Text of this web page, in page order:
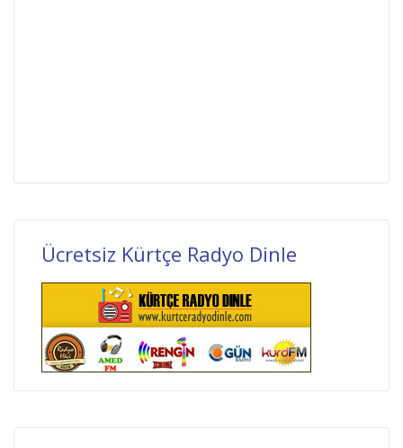
Ücretsiz Kürtçe Radyo Dinle